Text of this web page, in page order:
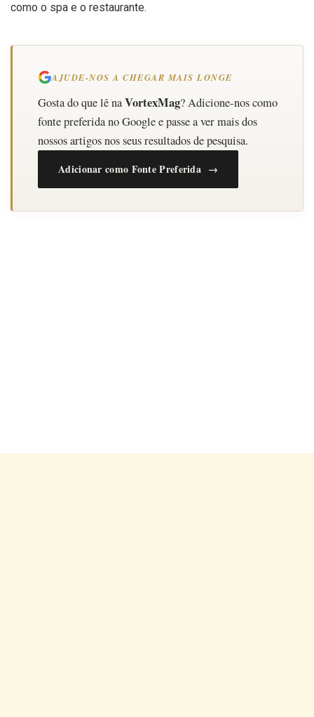
como o spa e o restaurante.
AJUDE-NOS A CHEGAR MAIS LONGE
Gosta do que lê naVortexMag? Adicione-nos como
fonte preferida no Google e passe a ver mais dos
nossos artigos nos seus resultados de pesquisa.
Adicionar como Fonte Preferida →